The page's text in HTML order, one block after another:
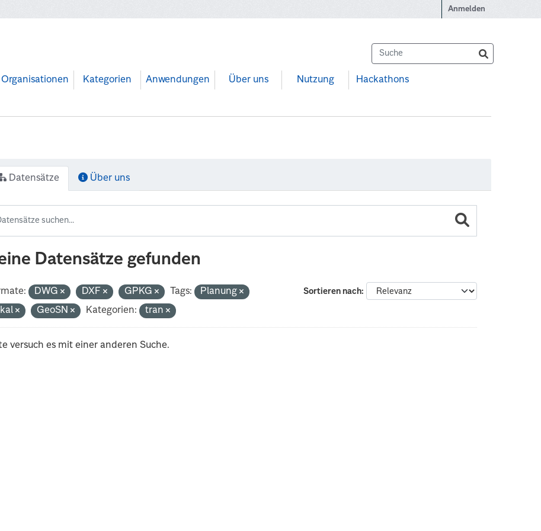
Anmelden
Organisationen Kategorien Anwendungen Über uns Nutzung Hackathons
Datensätze Über uns
Datensätze gefunden
Sortieren nach
DWG DXF GPKG Tags:
Planung
GeoSN Kategorien: tran
versuch es mit einer anderen Suche.